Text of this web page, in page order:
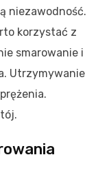
niezawodność.
korzystać z
smarowanie i
Utrzymywanie